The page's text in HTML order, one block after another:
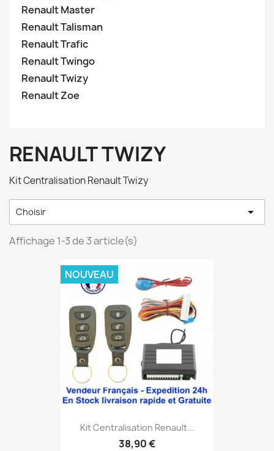
Renault Master
Renault Talisman
Renault Trafic
Renault Twingo
Renault Twizy
Renault Zoe
RENAULT TWIZY
Kit Centralisation Renault Twizy
Choisir 
Affichage 1-3 de 3 article(s)
Kit Centralisation Renault...
38,90 €
NOUVEAU